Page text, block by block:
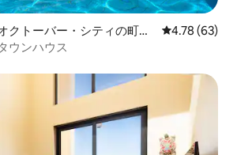
クトーバー・シティの町
レビュー63
4.78 (63)
ウンハウス